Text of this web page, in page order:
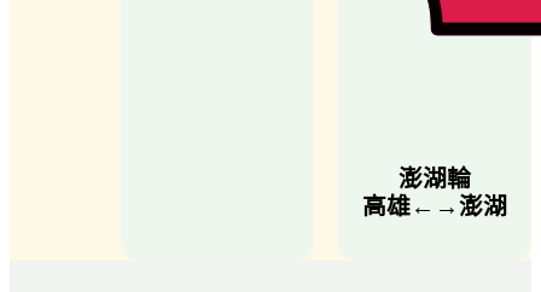
澎湖輪
高雄←→澎湖